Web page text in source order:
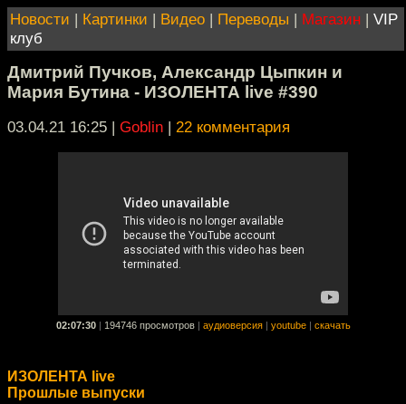
Новости | Картинки | Видео | Переводы | Магазин | VIP
клуб
Дмитрий Пучков, Александр Цыпкин и
Мария Бутина - ИЗОЛЕНТА live #390
03.04.21 16:25 | Goblin | 22 комментария
02:07:30 194746 просмотров аудиоверсия youtube скачать
ИЗОЛЕНТА live
Прошлые выпуски